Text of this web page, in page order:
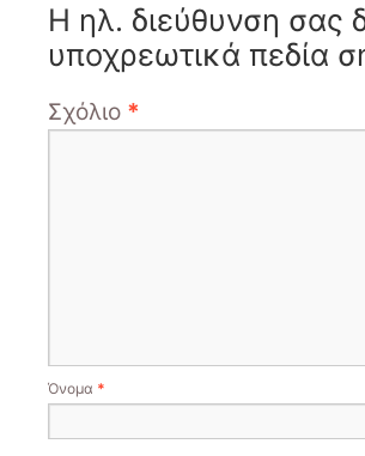
Η ηλ. διεύθυνση σας
υποχρεωτικά πεδία
Σχόλιο *
Όνομα *